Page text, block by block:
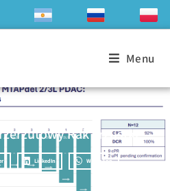
Menu
Rak Trzustki
LinkedIn WhatsApp